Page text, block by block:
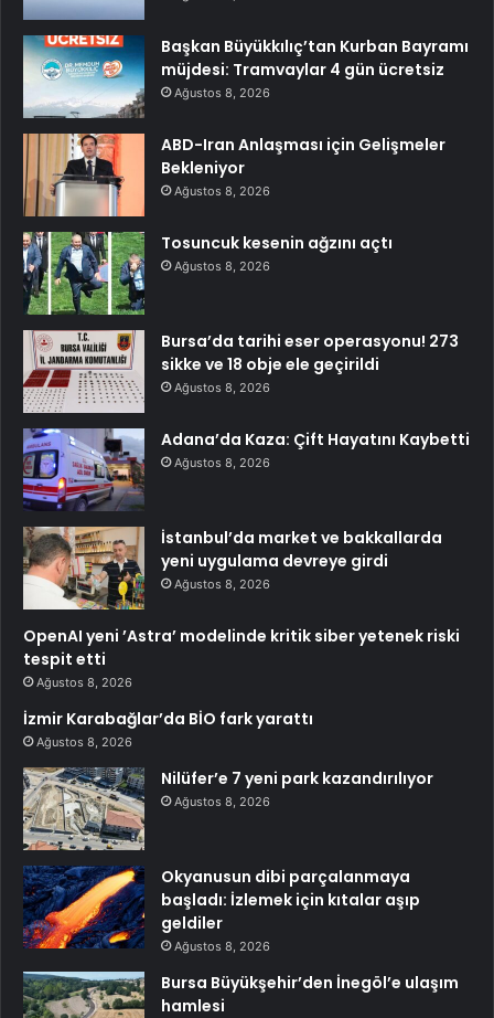
Başkan Büyükkılıç’tan Kurban Bayramı
müjdesi: Tramvaylar 4 gün ücretsiz
Ağustos 8, 2026
ABD-Iran Anlaşması için Gelişmeler
Bekleniyor
Ağustos 8, 2026
Tosuncuk kesenin ağzını açtı
Ağustos 8, 2026
Bursa’da tarihi eser operasyonu! 273
sikke ve 18 obje ele geçirildi
Ağustos 8, 2026
Adana’da Kaza: Çift Hayatını Kaybetti
Ağustos 8, 2026
İstanbul’da market ve bakkallarda
yeni uygulama devreye girdi
Ağustos 8, 2026
OpenAI yeni ’Astra’ modelinde kritik siber yetenek riski
tespit etti
Ağustos 8, 2026
İzmir Karabağlar’da BİO fark yarattı
Ağustos 8, 2026
Nilüfer’e 7 yeni park kazandırılıyor
Ağustos 8, 2026
Okyanusun dibi parçalanmaya
başladı: İzlemek için kıtalar aşıp
geldiler
Ağustos 8, 2026
Bursa Büyükşehir’den İnegöl’e ulaşım
hamlesi